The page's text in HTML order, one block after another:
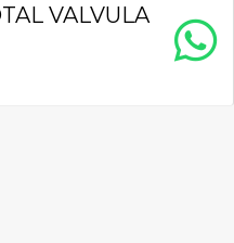
VALVULA